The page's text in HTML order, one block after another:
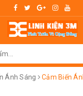
Ánh Sáng
Cảm Biến